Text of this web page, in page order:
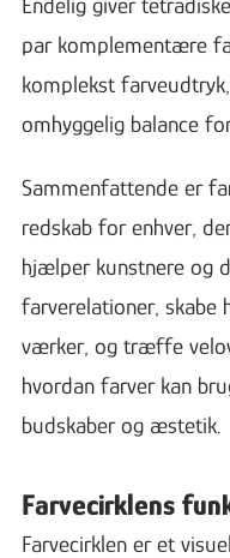
par komplementære
komplekst
omhyggelig balance
Sammenfattende er
redskab for enhver,
hjælper kunstnere og
farverelationer, skabe
værker, og træffe
hvordan farver kan
budskaber og æstetik.
Farvecirklens
Farvecirklen er et